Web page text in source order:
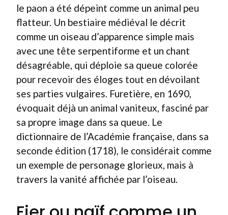
le paon a été dépeint comme un animal peu
flatteur. Un bestiaire médiéval le décrit
comme un oiseau d’apparence simple mais
avec une tête serpentiforme et un chant
désagréable, qui déploie sa queue colorée
pour recevoir des éloges tout en dévoilant
ses parties vulgaires. Furetière, en 1690,
évoquait déjà un animal vaniteux, fasciné par
sa propre image dans sa queue. Le
dictionnaire de l’Académie française, dans sa
seconde édition (1718), le considérait comme
un exemple de personage glorieux, mais à
travers la vanité affichée par l’oiseau.